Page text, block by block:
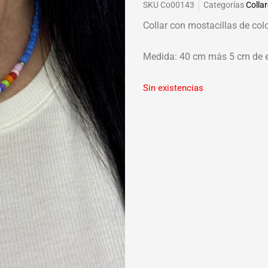
SKU Co00143 Categorías
Collar con mostacillas de
Medida: 40 cm más 5 cm de
Sin existencias